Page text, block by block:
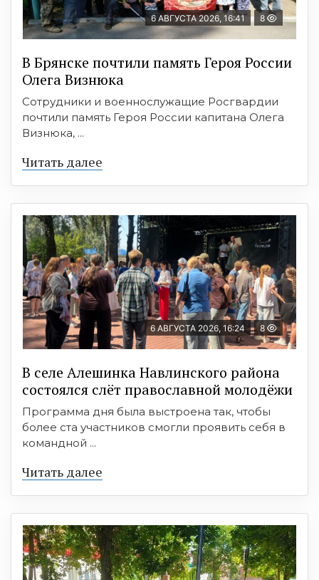
6 АВГУСТА 2026, 16:41 8
В Брянске почтили память Героя России
Олега Визнюка
Сотрудники и военнослужащие Росгвардии
почтили память Героя России капитана Олега
Визнюка, ...
Читать далее
6 АВГУСТА 2026, 16:24 8
В селе Алешинка Навлинского района
состоялся слёт православной молодёжи
Программа дня была выстроена так, чтобы
более ста участников смогли проявить себя в
командной ...
Читать далее